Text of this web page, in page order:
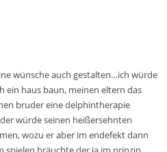
wünsche auch gestalten…ich würde
ein haus baun, meinen eltern das
bruder eine delphintherapie
würde seinen heißersehnten
wozu er aber im endefekt dann